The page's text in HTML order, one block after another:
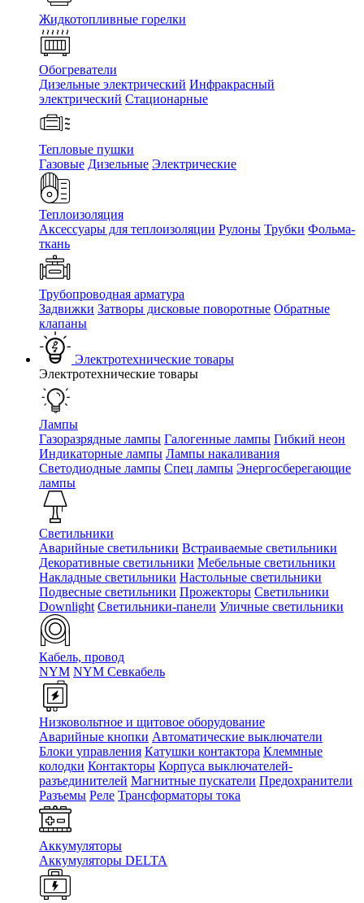
Жидкотопливные горелки
Обогреватели
Дизельные электрический Инфракрасный
электрический Стационарные
Тепловые пушки
Газовые Дизельные Электрические
Теплоизоляция
Аксессуары для теплоизоляции Рулоны Трубки Фольма-
ткань
Трубопроводная арматура
Задвижки Затворы дисковые поворотные Обратные
клапаны
Электротехнические товары
Электротехнические товары
Лампы
Газоразрядные лампы Галогенные лампы Гибкий неон
Индикаторные лампы Лампы накаливания
Светодиодные лампы Спец лампы Энергосберегающие
лампы
Светильники
Аварийные светильники Встраиваемые светильники
Декоративные светильники Мебельные светильники
Накладные светильники Настольные светильники
Подвесные светильники Прожекторы Светильники
Downlight Светильники-панели Уличные светильники
Кабель, провод
NYM NYM Севкабель
Низковольтное и щитовое оборудование
Аварийные кнопки Автоматические выключатели
Блоки управления Катушки контактора Клеммные
колодки Контакторы Корпуса выключателей-
разъединителей Магнитные пускатели Предохранители
Разъемы Реле Трансформаторы тока
Аккумуляторы
Аккумуляторы DELTA